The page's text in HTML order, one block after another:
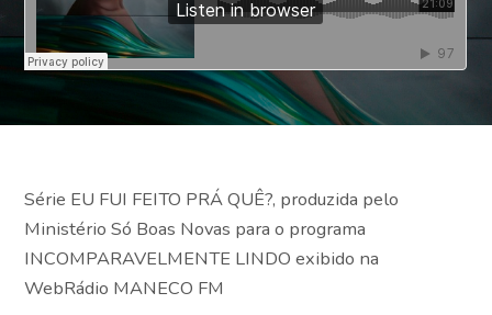
Contate-nos
Assine agora!
Série EU FUI FEITO PRÁ QUÊ?, produzida pelo
Ministério Só Boas Novas para o programa
INCOMPARAVELMENTE LINDO exibido na
WebRádio MANECO FM